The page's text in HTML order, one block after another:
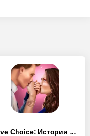
Love Choice: Истории Любви